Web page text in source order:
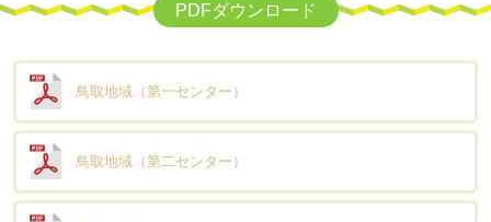
PDFダウンロード
鳥取地域（第一センター）
鳥取地域（第二センター）